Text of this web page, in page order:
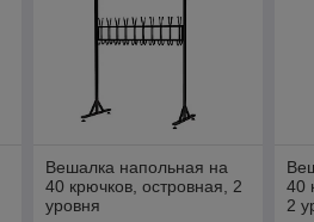
Вешалка напольная на
40 крючков, островная, 2
уровня
40
2